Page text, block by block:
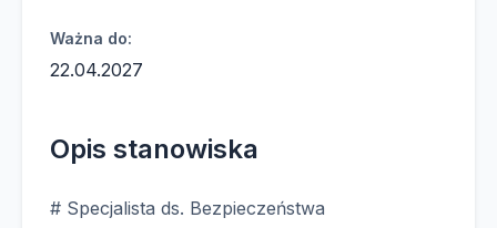
Ważna do:
22.04.2027
Opis stanowiska
# Specjalista ds. Bezpieczeństwa